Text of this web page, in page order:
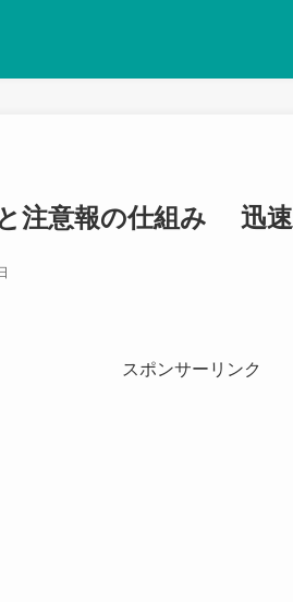
注意報の仕組み 迅
スポンサーリンク